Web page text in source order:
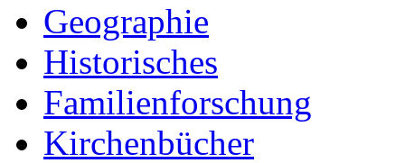
Geographie
Historisches
Familienforschung
Kirchenbücher